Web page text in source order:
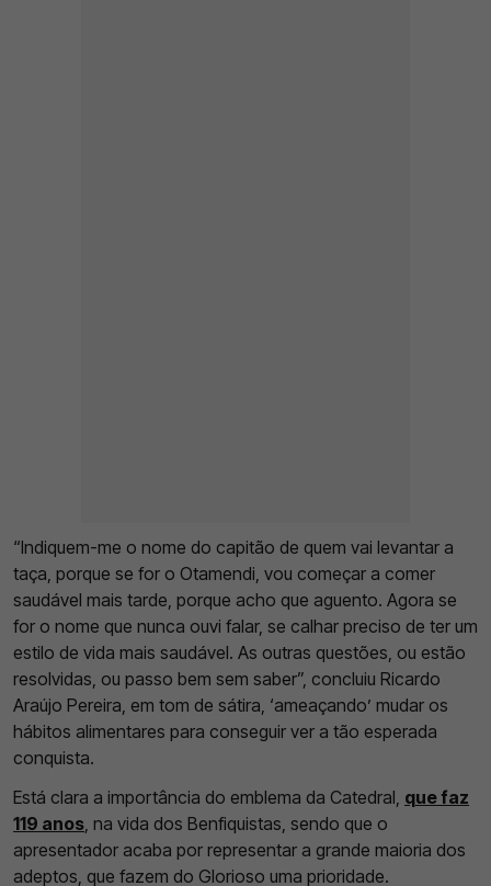
“Indiquem-me o nome do capitão de quem vai levantar a
taça, porque se for o Otamendi, vou começar a comer
saudável mais tarde, porque acho que aguento. Agora se
for o nome que nunca ouvi falar, se calhar preciso de ter um
estilo de vida mais saudável. As outras questões, ou estão
resolvidas, ou passo bem sem saber”, concluiu Ricardo
Araújo Pereira, em tom de sátira, ‘ameaçando’ mudar os
hábitos alimentares para conseguir ver a tão esperada
conquista.
Está clara a importância do emblema da Catedral, que faz
119 anos, na vida dos Benfiquistas, sendo que o
apresentador acaba por representar a grande maioria dos
adeptos, que fazem do Glorioso uma prioridade.